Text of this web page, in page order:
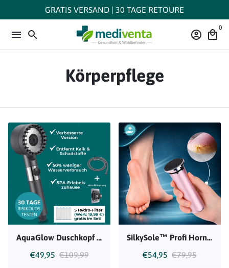
zum
Inhalt
GRATIS VERSAND | 30 TAGE RETOURE
menu search account_circle local_mall
0
Körperpflege
AquaGlow Duschkopf – Mit Filtertechnologie für schöne Haut & gepflegtes Haar
€49,95 €109,99
SilkySole™ Profi Hornhautentferner – Ideal für Zuhause
€54,95 €79,95